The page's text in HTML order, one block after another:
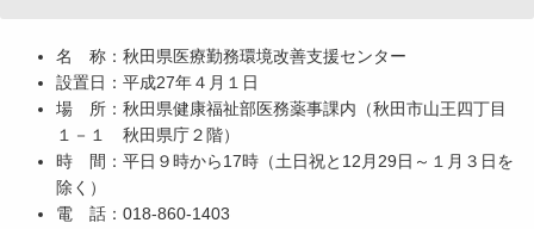
名 称：秋田県医療勤務環境改善支援センター
設置日：平成27年４月１日
場 所：秋田県健康福祉部医務薬事課内（秋田市山王四丁目
１－１ 秋田県庁２階）
時 間：平日９時から17時（土日祝と12月29日～１月３日を
除く）
電 話：018-860-1403